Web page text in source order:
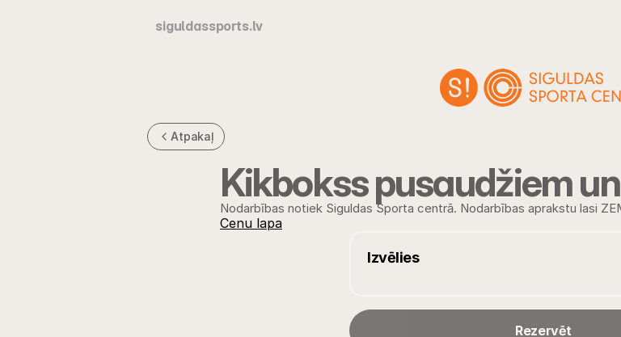
siguldassports.lv
Atpakaļ
Kikbokss pusaudžiem
Nodarbības notiek Siguldas Sporta centrā. Nodarbības aprakstu lasi
Cenu lapa
Izvēlies
Rezervēt